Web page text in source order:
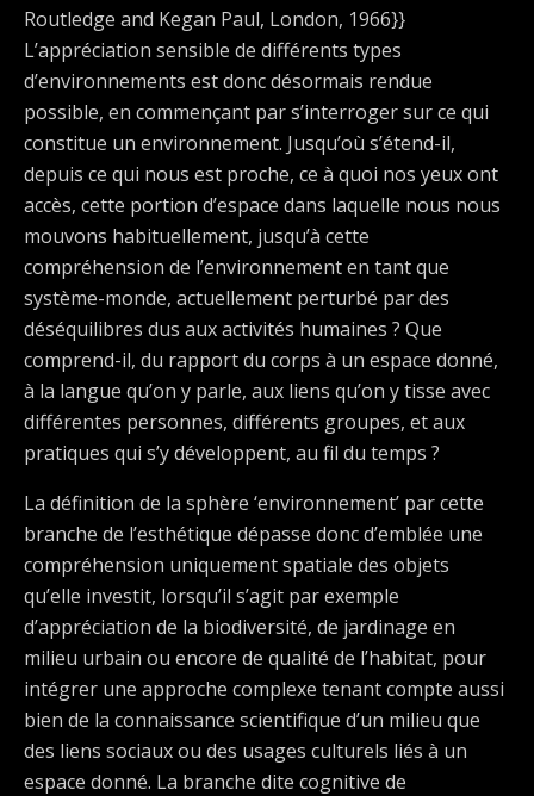
Routledge and Kegan Paul, London, 1966}}
L’appréciation sensible de différents types
d’environnements est donc désormais rendue
possible, en commençant par s’interroger sur ce qui
constitue un environnement. Jusqu’où s’étend-il,
depuis ce qui nous est proche, ce à quoi nos yeux ont
accès, cette portion d’espace dans laquelle nous nous
mouvons habituellement, jusqu’à cette
compréhension de l’environnement en tant que
système-monde, actuellement perturbé par des
déséquilibres dus aux activités humaines ? Que
comprend-il, du rapport du corps à un espace donné,
à la langue qu’on y parle, aux liens qu’on y tisse avec
différentes personnes, différents groupes, et aux
pratiques qui s’y développent, au fil du temps ?
La définition de la sphère ‘environnement’ par cette
branche de l’esthétique dépasse donc d’emblée une
compréhension uniquement spatiale des objets
qu’elle investit, lorsqu’il s’agit par exemple
d’appréciation de la biodiversité, de jardinage en
milieu urbain ou encore de qualité de l’habitat, pour
intégrer une approche complexe tenant compte aussi
bien de la connaissance scientifique d’un milieu que
des liens sociaux ou des usages culturels liés à un
espace donné. La branche dite cognitive de